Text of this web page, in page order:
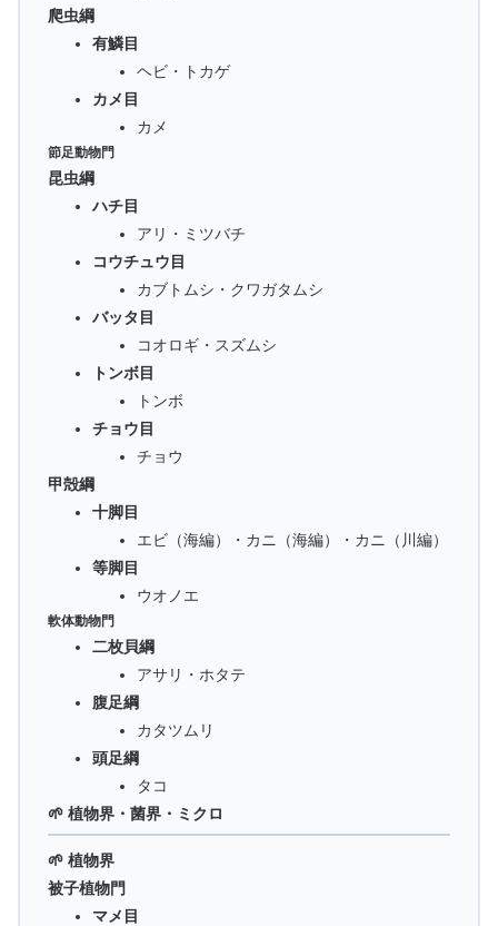
爬虫綱
有鱗目
ヘビ・トカゲ
カメ目
カメ
節足動物門
昆虫綱
ハチ目
アリ・ミツバチ
コウチュウ目
カブトムシ・クワガタムシ
バッタ目
コオロギ・スズムシ
トンボ目
トンボ
チョウ目
チョウ
甲殻綱
十脚目
エビ（海編）・カニ（海編）・カニ（川編）
等脚目
ウオノエ
軟体動物門
二枚貝綱
アサリ・ホタテ
腹足綱
カタツムリ
頭足綱
タコ
🌱 植物界・菌界・ミクロ
🌱 植物界
被子植物門
マメ目